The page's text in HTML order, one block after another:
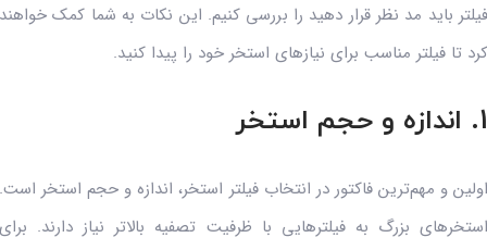
باید مد نظر قرار دهید را بررسی کنیم. این نکات به شما کمک
تا فیلتر مناسب برای نیازهای استخر خود را پیدا کنید.
حجم استخر
و مهم‌ترین فاکتور در انتخاب فیلتر استخر، اندازه و حجم استخر
بزرگ به فیلترهایی با ظرفیت تصفیه بالاتر نیاز دارند.